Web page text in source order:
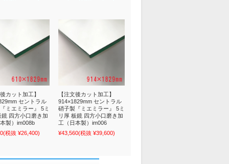
カット加工】
セントラル
ミエミラー』 5ミ
鏡 四方小口磨き加
製）im008b
(税抜 ¥26,400)
【注文後カット加工】
914×1829mm セントラル
硝子製『ミエミラー』 5ミ
リ厚 板鏡 四方小口磨き加
工（日本製）im006
¥43,560(税抜 ¥39,600)